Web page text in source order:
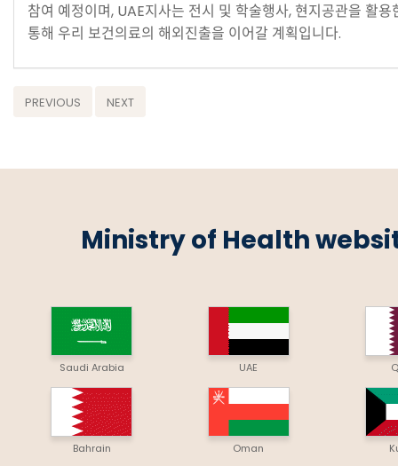
참여 예정이며, UAE지사는 전시 및 학술행사, 현지공관을 활용
통해 우리 보건의료의 해외진출을 이어갈 계획입니다.
PREVIOUS NEXT
Ministry of Health
Saudi Arabia UAE
Bahrain Oman